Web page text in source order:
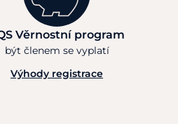
Věrnostní program
být členem se vyplatí
Výhody registrace